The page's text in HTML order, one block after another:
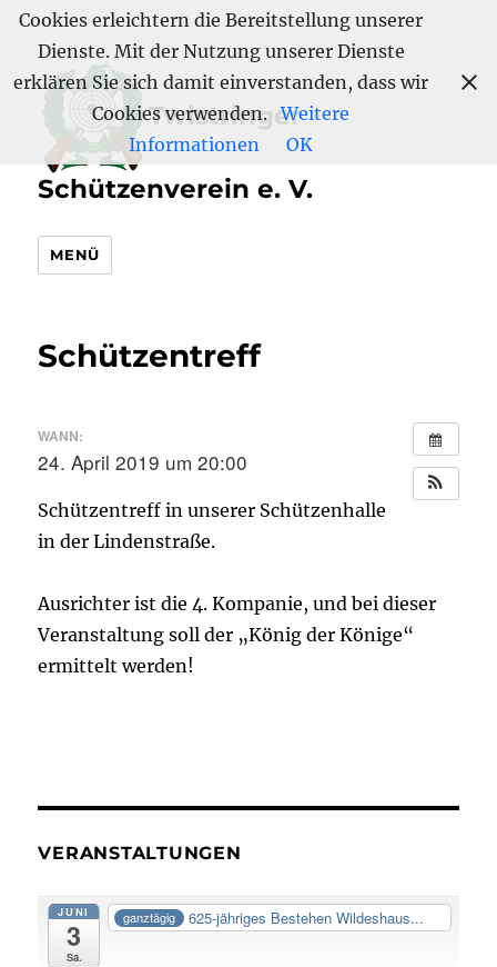
Twistringer
Schützenverein e. V.
MENÜ
Schützentreff
WANN:
24. April 2019 um 20:00
Schützentreff in unserer Schützenhalle
in der Lindenstraße.
Ausrichter ist die 4. Kompanie, und bei dieser
Veranstaltung soll der „König der Könige“
ermittelt werden!
VERANSTALTUNGEN
JUNI
3
Sa.
ganztägig 625-jähriges Bestehen Wildeshaus...
Cookies erleichtern die Bereitstellung unserer
Dienste. Mit der Nutzung unserer Dienste
erklären Sie sich damit einverstanden, dass wir
Cookies verwenden. Weitere
Informationen
OK